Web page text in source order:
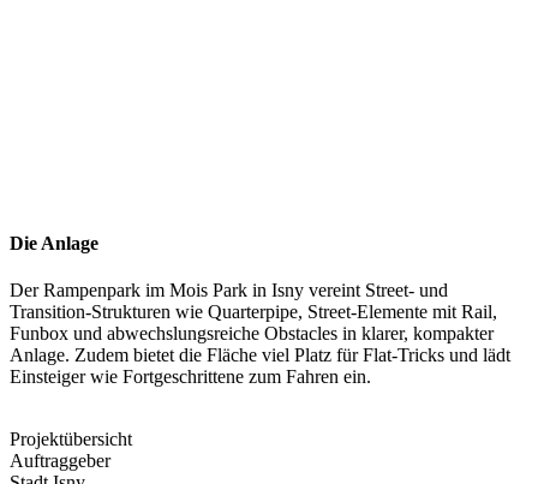
Die Anlage
Der Rampenpark im Mois Park in Isny vereint Street- und
Transition-Strukturen wie Quarterpipe, Street-Elemente mit Rail,
Funbox und abwechslungsreiche Obstacles in klarer, kompakter
Anlage. Zudem bietet die Fläche viel Platz für Flat-Tricks und lädt
Einsteiger wie Fortgeschrittene zum Fahren ein.
Projektübersicht
Auftraggeber